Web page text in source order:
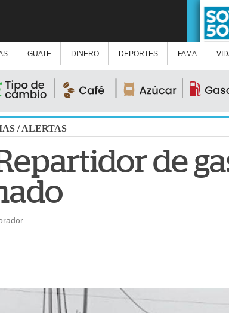
GUATE DINERO DEPORTES FAMA
/ALERTAS
de